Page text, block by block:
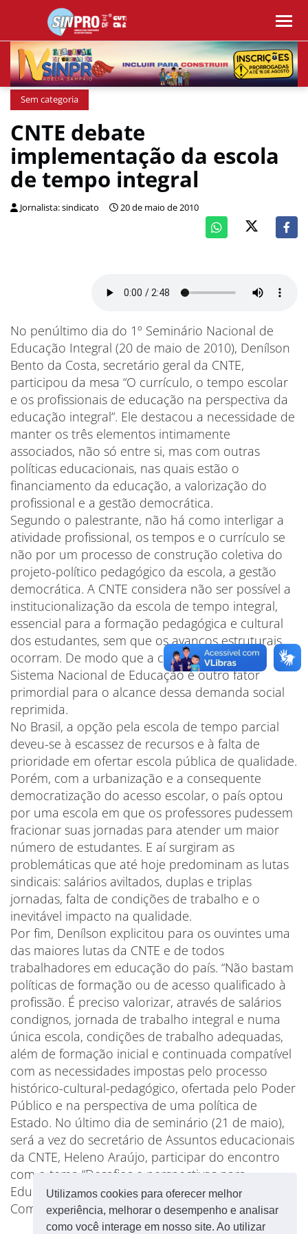
Utilizamos cookies para oferecer melhor
experiência, melhorar o desempenho e analisar
como você interage em nosso site. Ao utilizar
Sem categoria
CNTE debate
implementação da escola
de tempo integral
Jornalista: sindicato 20 de maio de 2010
No penúltimo dia do 1º Seminário Nacional de
Educação Integral (20 de maio de 2010), Denílson
Bento da Costa, secretário geral da CNTE,
participou da mesa “O currículo, o tempo escolar
e os profissionais de educação na perspectiva da
educação integral”. Ele destacou a necessidade de
manter os três elementos intimamente
associados, não só entre si, mas com outras
políticas educacionais, nas quais estão o
financiamento da educação, a valorização do
profissional e a gestão democrática.
Segundo o palestrante, não há como interligar a
atividade profissional, os tempos e o currículo se
não por um processo de construção coletiva do
projeto-político pedagógico da escola, a gestão
democrática. A CNTE considera não ser possível a
institucionalização da escola de tempo integral,
essencial para a formação pedagógica e cultural
dos estudantes, sem que os avanços estruturais
ocorram. De modo que a consolidação do
Sistema Nacional de Educação é outro fator
primordial para o alcance dessa demanda social
reprimida.
No Brasil, a opção pela escola de tempo parcial
deveu-se à escassez de recursos e à falta de
prioridade em ofertar escola pública de qualidade.
Porém, com a urbanização e a consequente
democratização do acesso escolar, o país optou
por uma escola em que os professores pudessem
fracionar suas jornadas para atender um maior
número de estudantes. E aí surgiram as
problemáticas que até hoje predominam as lutas
sindicais: salários aviltados, duplas e triplas
jornadas, falta de condições de trabalho e o
inevitável impacto na qualidade.
Por fim, Denílson explicitou para os ouvintes uma
das maiores lutas da CNTE e de todos
trabalhadores em educação do país. “Não bastam
políticas de formação ou de acesso qualificado à
profissão. É preciso valorizar, através de salários
condignos, jornada de trabalho integral e numa
única escola, condições de trabalho adequadas,
além de formação inicial e continuada compatível
com as necessidades impostas pelo processo
histórico-cultural-pedagógico, ofertada pelo Poder
Público e na perspectiva de uma política de
Estado. No último dia de seminário (21 de maio),
será a vez do secretário de Assuntos educacionais
da CNTE, Heleno Araújo, participar do encontro
com o tema “Desafios e perspectivas para
Educação Integral”.
Com informações do site da CNTE